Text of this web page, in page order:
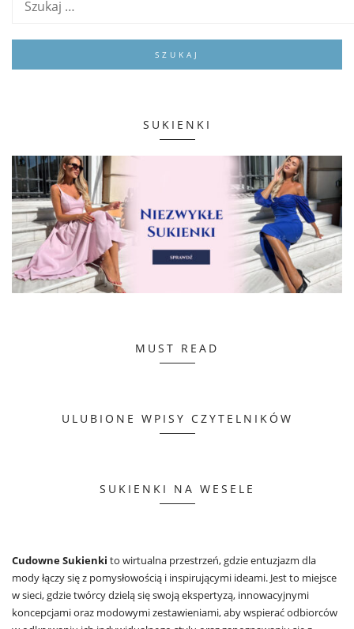
SUKIENKI
MUST READ
ULUBIONE WPISY CZYTELNIKÓW
SUKIENKI NA WESELE
Cudowne Sukienki to wirtualna przestrzeń, gdzie entuzjazm dla
mody łączy się z pomysłowością i inspirującymi ideami. Jest to miejsce
w sieci, gdzie twórcy dzielą się swoją ekspertyzą, innowacyjnymi
koncepcjami oraz modowymi zestawieniami, aby wspierać odbiorców